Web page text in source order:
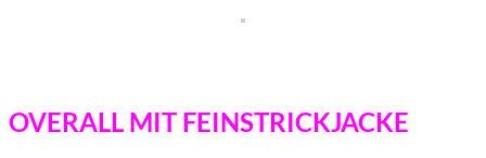
OVERALL MIT FEINSTRICKJACKE